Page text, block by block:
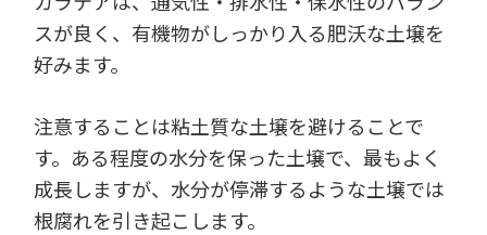
スが良く、有機物がしっかり入る肥沃な土壌を
好みます。
注意することは粘土質な土壌を避けることで
す。ある程度の水分を保った土壌で、最もよく
成長しますが、水分が停滞するような土壌では
根腐れを引き起こします。